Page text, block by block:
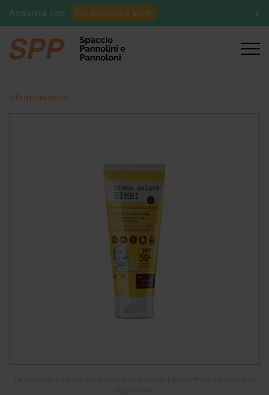
Acquista con IVA agevolata al 4% X
« Torna indietro